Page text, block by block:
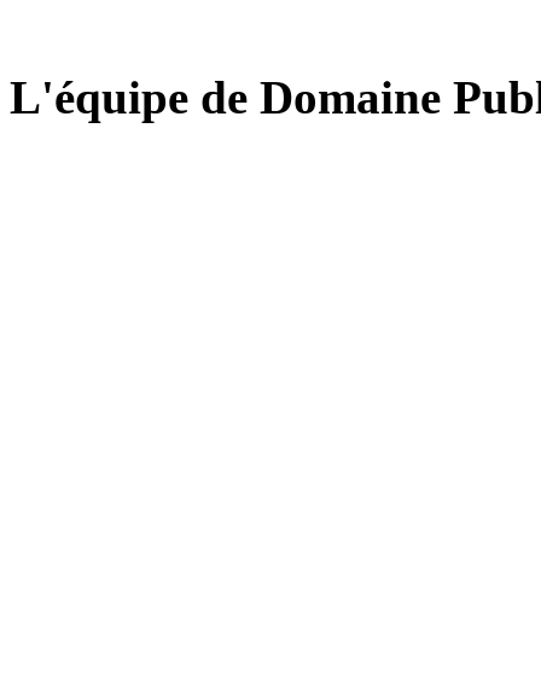
L'équipe de Domaine